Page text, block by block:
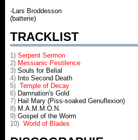
-Lars Broddesson
(batterie)
TRACKLIST
1) Serpent Sermon
2) Messianic Pestilence
3) Souls for Belial
4) Into Second Death
5) Temple of Decay
6) Damnation's Gold
7) Hail Mary (Piss-soaked Genuflexion)
8) M.A.M.M.O.N.
9) Gospel of the Worm
10) World of Blades